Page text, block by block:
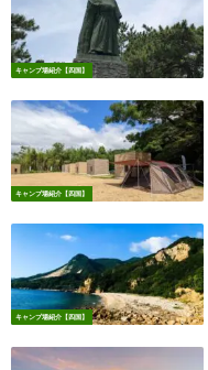
キャンプ場紹介【四国】
キャンプ場紹介【四国】
キャンプ場紹介【四国】